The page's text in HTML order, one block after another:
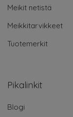
Meikit netistä
Meikkitarvikkeet
Tuotemerkit
Pikalinkit
Blogi